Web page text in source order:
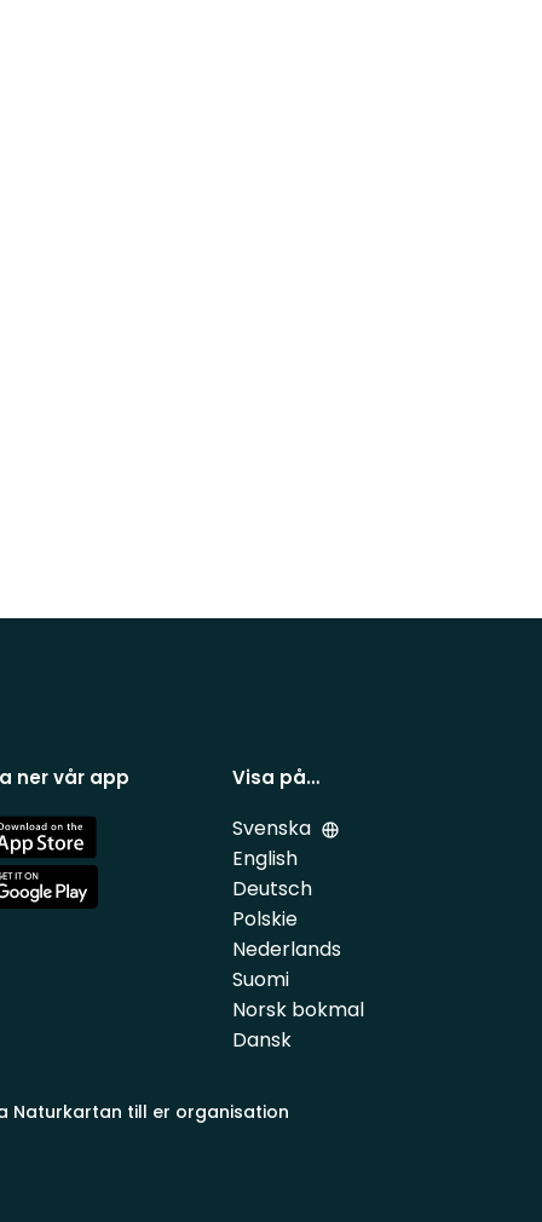
ner vår app Visa på…
Svenska
English
Deutsch
Polskie
Nederlands
Suomi
Norsk bokmal
Dansk
Naturkartan till er organisation